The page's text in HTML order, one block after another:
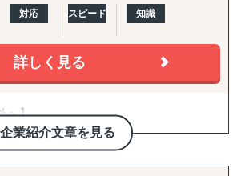
適なパートナーとの取引を創出する
動するために必要な土台をつくる
）
に、アカウント開設・商品ページ作
・価格/写真方針策定からFBAを前提と
ECや自社EC（Shopify構築・運用）に
・国際物流
売/製造/自動車/物流/化学/建設/テクノ
（小売/パーソナルケア/ヘルスケア/食
ターテイメントなど）で、3,000件以
クト実績を有する
ュー＞
つ、海外取引拡大を通した円安メリッ
する、デジタルマーケティングを活用
掘、および、海外販路開拓支援
対応 スピード 知識
詳しく見る
企業紹介文章を見る
へ】
年間、最前線で海外販売を行ってきた
チームです。
ッドだからこそ見えるものがありま